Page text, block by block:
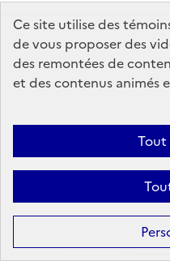
Ce site utilise des
de vous proposer des
des remontées de
et des contenus animés
Robin
résidence
© Robin Leforestier,
Robin Leforestier mène
situe chez les personnes
en participant à de